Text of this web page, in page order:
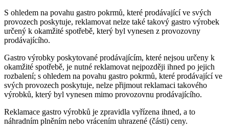
S ohledem na povahu gastro pokrmů, které prodávající ve svých
provozech poskytuje, reklamovat nelze také takový gastro výrobek
určený k okamžité spotřebě, který byl vynesen z provozovny
prodávajícího.
Gastro výrobky poskytované prodávajícím, které nejsou určeny k
okamžité spotřebě, je nutné reklamovat nejpozději ihned po jejich
rozbalení; s ohledem na povahu gastro pokrmů, které prodávající ve
svých provozech poskytuje, nelze přijmout reklamaci takového
výrobků, který byl vynesen mimo provozovnu prodávajícího.
Reklamace gastro výrobků je zpravidla vyřízena ihned, a to
náhradním plněním nebo vrácením uhrazené (části) ceny.